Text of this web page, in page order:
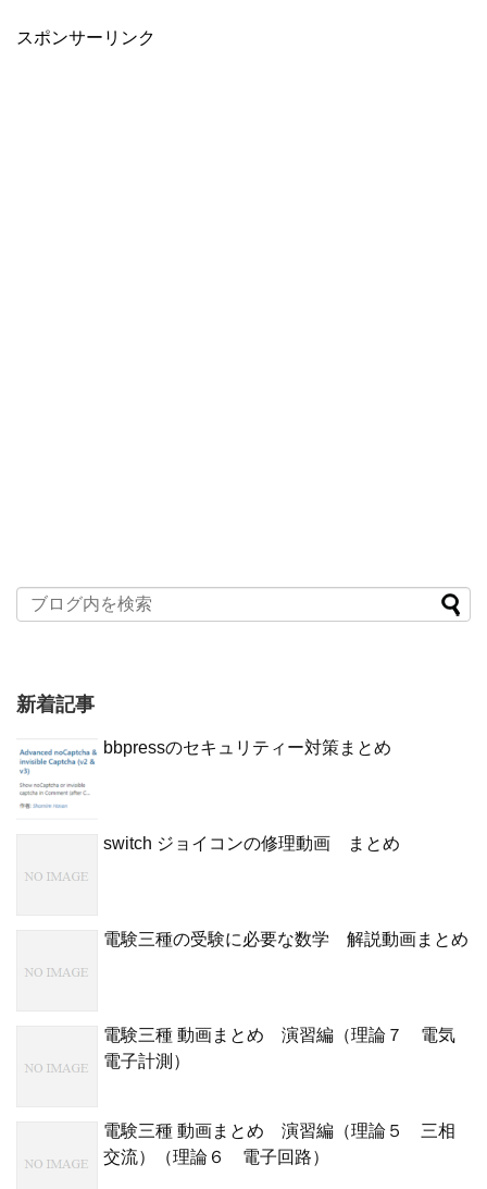
スポンサーリンク
新着記事
bbpressのセキュリティー対策まとめ
switch ジョイコンの修理動画 まとめ
電験三種の受験に必要な数学 解説動画まとめ
電験三種 動画まとめ 演習編（理論７ 電気
電子計測）
電験三種 動画まとめ 演習編（理論５ 三相
交流）（理論６ 電子回路）